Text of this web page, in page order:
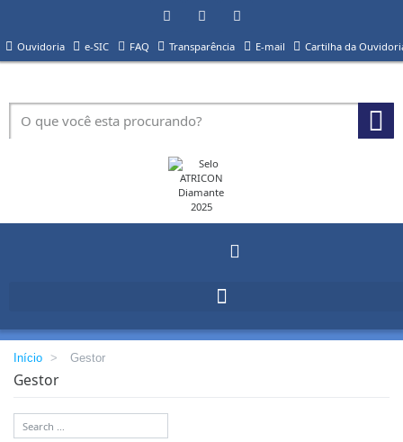
Ouvidoria e-SIC FAQ Transparência E-mail Cartilha da
Início > Gestor
Gestor